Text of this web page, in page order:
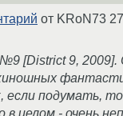
от KRoN73
[District 9, 2009].
если подумать,